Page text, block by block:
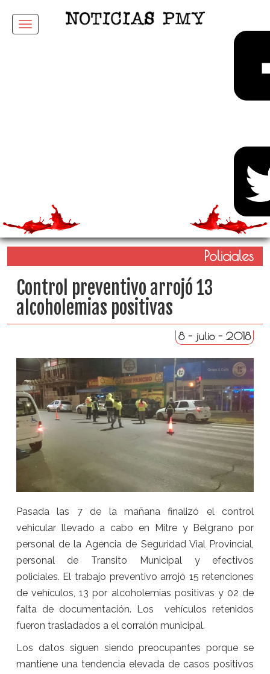
Menu
Policiales
Control preventivo arrojó 13
alcoholemias positivas
8 - julio - 2018
Pasada las 7 de la mañana finalizó el control
vehicular llevado a cabo en Mitre y Belgrano por
personal de la Agencia de Seguridad Vial Provincial,
personal de Transito Municipal y efectivos
policiales. El trabajo preventivo arrojó 15 retenciones
de vehículos, 13 por alcoholemias positivas y 02 de
falta de documentación. Los vehículos retenidos
fueron trasladados a el corralón municipal.
Los datos siguen siendo preocupantes porque se
mantiene una tendencia elevada de casos positivos